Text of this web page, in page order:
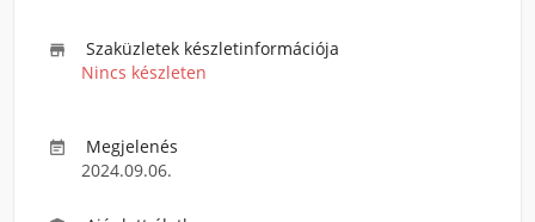

Szaküzletek készletinformációja
Nincs készleten

Megjelenés
2024.09.06.